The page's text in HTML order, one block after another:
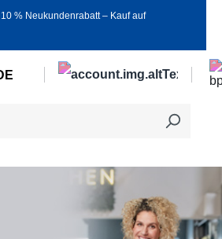
% Neukundenrabatt ‒ Kauf auf